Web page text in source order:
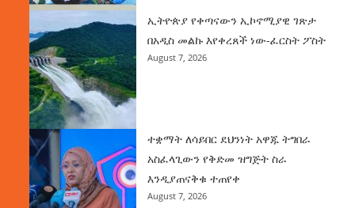
ኢትዮጵያ የቀጣናውን ኢኮኖሚያዊ ገጽታ
በአዲስ መልኩ እየቀረጸች ነው-ፈርስት ፖስት
August 7, 2026
ተቋማት ለሳይበር ደህንነት አዋጁ ትግበራ
አስፈላጊውን የቅድመ ዝግጅት ስራ
እንዲያጠናቅቁ ተጠየቀ
August 7, 2026